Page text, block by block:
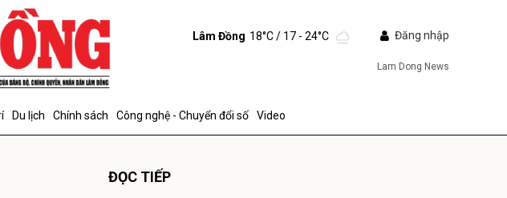
Lâm Đồng 18°C/ 17 - 24°C Đăng nhập
Lam Dong News
Du lịch Chính sách Công nghệ - Chuyển đổi số Video
ĐỌC TIẾP